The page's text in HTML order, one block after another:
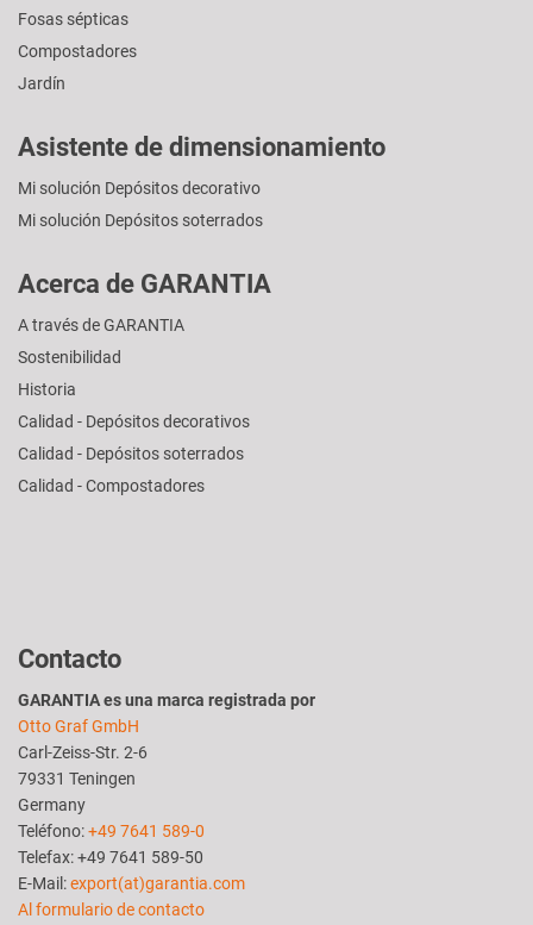
Fosas sépticas
Compostadores
Jardín
Asistente de dimensionamiento
Mi solución Depósitos decorativo
Mi solución Depósitos soterrados
Acerca de GARANTIA
A través de GARANTIA
Sostenibilidad
Historia
Calidad - Depósitos decorativos
Calidad - Depósitos soterrados
Calidad - Compostadores
Contacto
GARANTIA es una marca registrada por
Otto Graf GmbH
Carl-Zeiss-Str. 2-6
79331 Teningen
Germany
Teléfono:+49 7641 589-0
Telefax: +49 7641 589-50
E-Mail:export(at)garantia.com
Al formulario de contacto